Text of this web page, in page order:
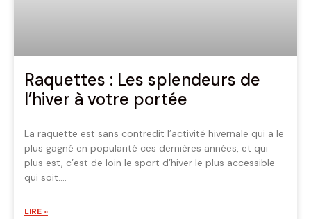
Raquettes : Les splendeurs de
l’hiver à votre portée
La raquette est sans contredit l’activité hivernale qui a le
plus gagné en popularité ces dernières années, et qui
plus est, c’est de loin le sport d’hiver le plus accessible
qui soit.
LIRE »